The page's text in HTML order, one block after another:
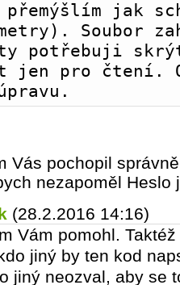
přemýšlím jak
Soubor
potřebuji
jen pro čtení.
Vás pochopil
nezapoměl Heslo
(28.2.2016 14:16)
Vám pomohl.
jiný by ten kod
jiný neozval, aby se